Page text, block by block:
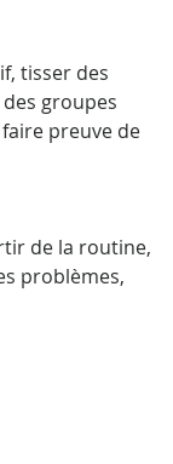
tisser des
groupes
preuve de
de la routine,
problèmes,